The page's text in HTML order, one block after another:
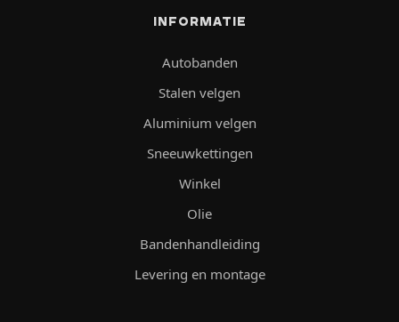
INFORMATIE
Autobanden
Stalen velgen
Aluminium velgen
Sneeuwkettingen
Winkel
Olie
Bandenhandleiding
Levering en montage